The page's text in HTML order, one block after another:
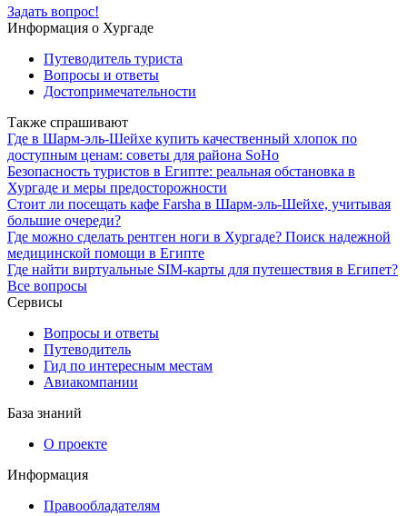
Задать вопрос!
Информация о Хургаде
Путеводитель туриста
Вопросы и ответы
Достопримечательности
Также спрашивают
Где в Шарм-эль-Шейхе купить качественный хлопок по
доступным ценам: советы для района SoHo
Безопасность туристов в Египте: реальная обстановка в
Хургаде и меры предосторожности
Стоит ли посещать кафе Farsha в Шарм-эль-Шейхе, учитывая
большие очереди?
Где можно сделать рентген ноги в Хургаде? Поиск надежной
медицинской помощи в Египте
Где найти виртуальные SIM-карты для путешествия в Египет?
Все вопросы
Сервисы
Вопросы и ответы
Путеводитель
Гид по интересным местам
Авиакомпании
База знаний
О проекте
Информация
Правообладателям